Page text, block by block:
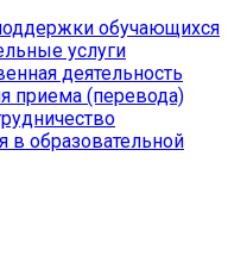
обучающихся
услуги
деятельность
приема (перевода)
в образовательной